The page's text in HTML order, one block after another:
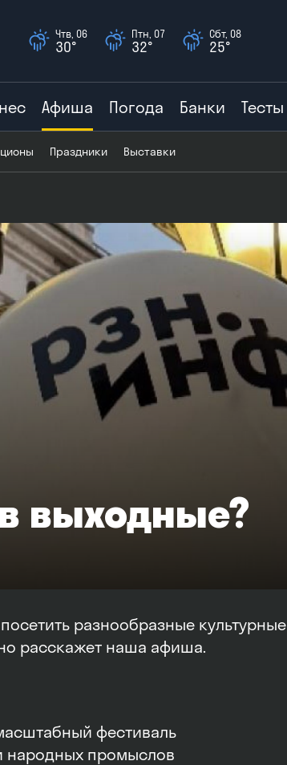
Чтв, 06
30°
Птн, 07
32°
Сбт, 08
25°
Афиша Погода Банки Тесты
Праздники Выставки
выходные?
разнообразные культурные
расскажет наша афиша.
фестиваль
народных промыслов